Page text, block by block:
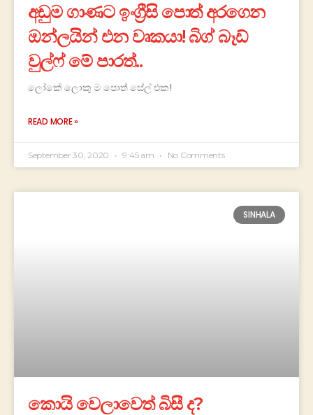
අඩුම ගාණට ඉංග්‍රීසි පොත් අරගෙන
ඔන්ලයින් එන වෘකයා! බිග් බෑඩ්
වුල්ෆ් මේ පාරත්..
ලෝකේ ලොකු ම පොත් සේල් එක!
READ MORE »
September 30, 2020 9:45 am No Comments
SINHALA
කොයි වෙලාවෙත් බිසී ද?